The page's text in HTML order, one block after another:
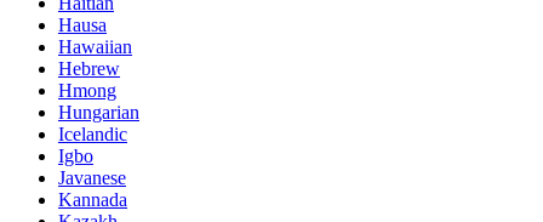
Hausa
Hawaiian
Hebrew
Hmong
Hungarian
Icelandic
Igbo
Javanese
Kannada